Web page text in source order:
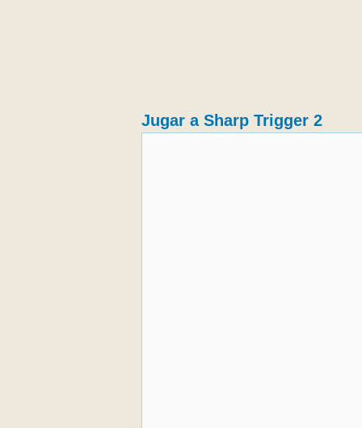
Jugar a Sharp Trigger 2